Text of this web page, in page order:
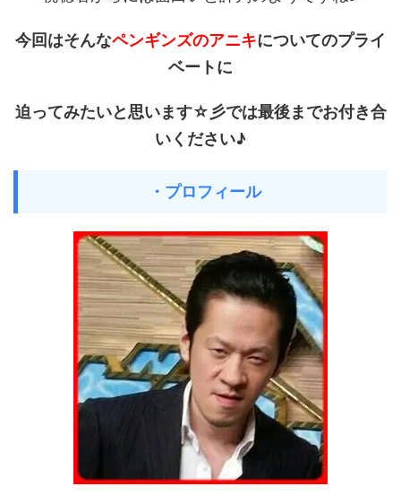
今回はそんなペンギンズのアニキについてのプライ
ベートに
迫ってみたいと思います☆彡では最後までお付き合
いください♪
・プロフィール